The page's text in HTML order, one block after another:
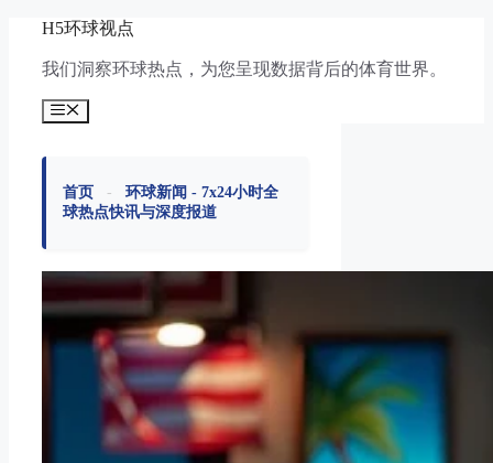
H5环球视点
我们洞察环球热点，为您呈现数据背后的体育世界。
菜
首页 -
环球新闻 - 7x24小时全
球热点快讯与深度报道